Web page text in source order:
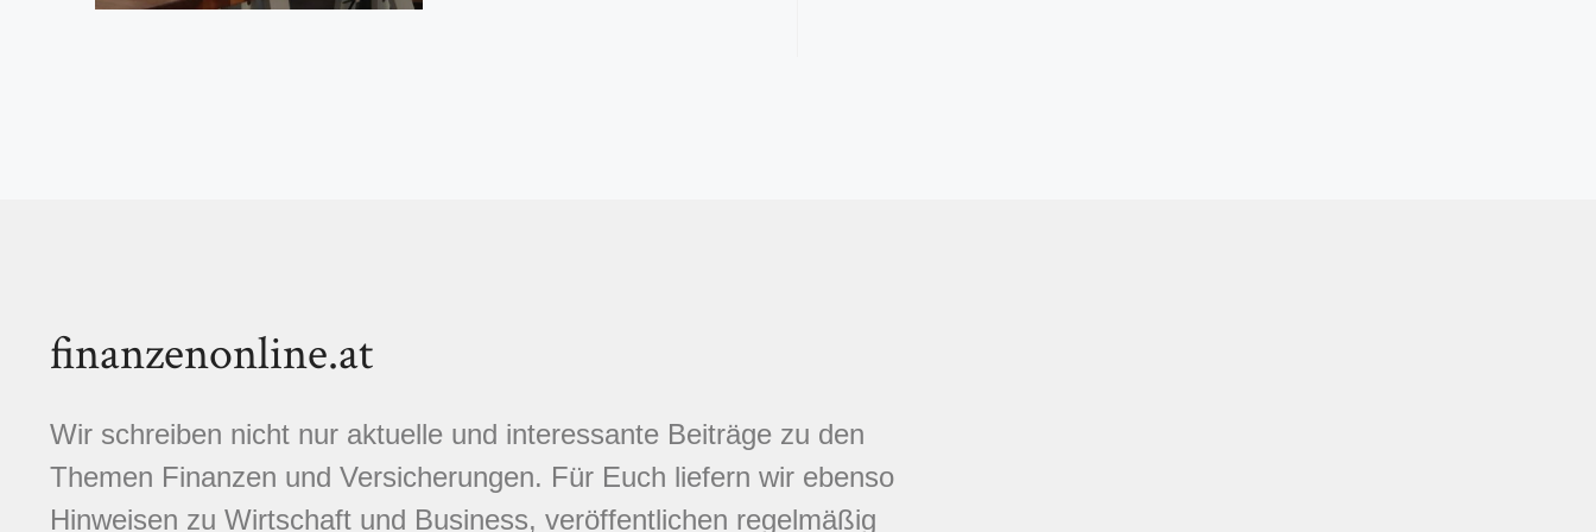
finanzenonline.at
Wir schreiben nicht nur aktuelle und interessante Beiträge zu den
Themen Finanzen und Versicherungen. Für Euch liefern wir ebenso
Hinweisen zu Wirtschaft und Business, veröffentlichen regelmäßig